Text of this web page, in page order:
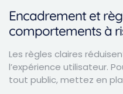
Encadrement et
comportements à
Les règles claires
l’expérience utilisateur.
tout public, mettez en